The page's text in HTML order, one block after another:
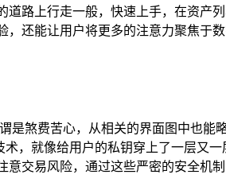
路上行走一般，快速上手，在资产
还能让用户将更多的注意力聚焦于
是煞费苦心，从相关的界面图中也能
，就像给用户的私钥穿上了一层又
交易风险，通过这些严密的安全机